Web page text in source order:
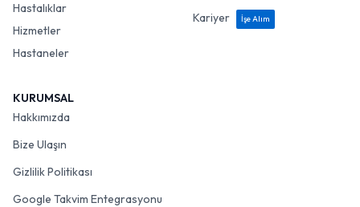
Hastalıklar
Hizmetler
Hastaneler
Kariyer
İşe Alım
KURUMSAL
Hakkımızda
Bize Ulaşın
Gizlilik Politikası
Google Takvim Entegrasyonu